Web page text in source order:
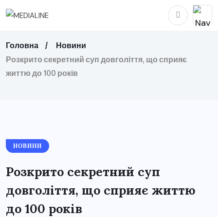
Головна
Новини
Розкрито секретний суп довголіття, що сприяє
життю до 100 років
НОВИНИ
Розкрито секретний суп
довголіття, що сприяє життю
до 100 років